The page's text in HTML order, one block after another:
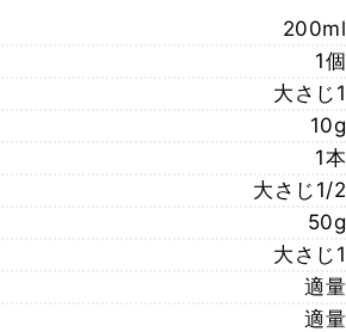
200ml
1個
大さじ1
10g
1本
大さじ1/2
50g
大さじ1
適量
適量